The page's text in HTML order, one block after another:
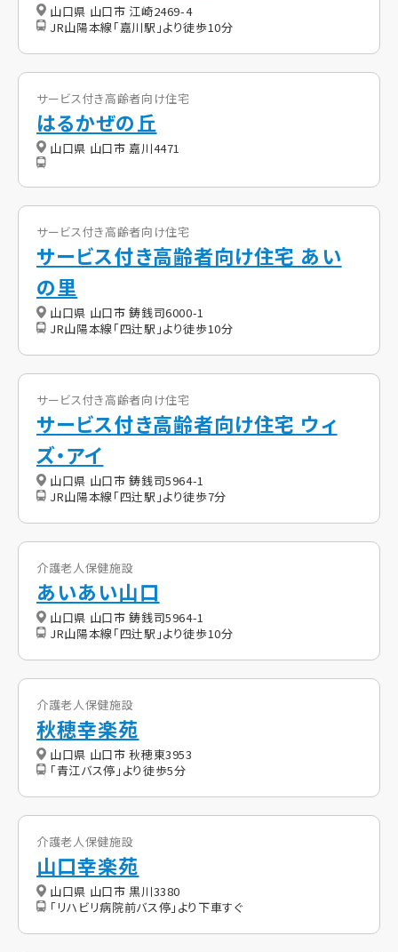
山口県 山口市 江崎2469-4
JR山陽本線「嘉川駅」より徒歩10分
サービス付き高齢者向け住宅
はるかぜの丘
山口県 山口市 嘉川4471
サービス付き高齢者向け住宅
サービス付き高齢者向け住宅 あい
の里
山口県 山口市 鋳銭司6000-1
JR山陽本線「四辻駅」より徒歩10分
サービス付き高齢者向け住宅
サービス付き高齢者向け住宅 ウィ
ズ・アイ
山口県 山口市 鋳銭司5964-1
JR山陽本線「四辻駅」より徒歩7分
介護老人保健施設
あいあい山口
山口県 山口市 鋳銭司5964-1
JR山陽本線「四辻駅」より徒歩10分
介護老人保健施設
秋穂幸楽苑
山口県 山口市 秋穂東3953
「青江バス停」より徒歩5分
介護老人保健施設
山口幸楽苑
山口県 山口市 黒川3380
「リハビリ病院前バス停」より下車すぐ